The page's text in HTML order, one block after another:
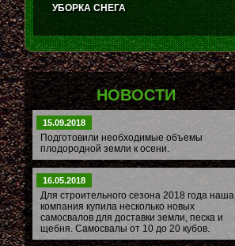
УБОРКА СНЕГА
НОВОСТИ
15.09.2018
Подготовили необходимые объемы
плодородной земли к осени.
16.05.2018
Для строительного сезона 2018 года наша
компания купила несколько новых
самосвалов для доставки земли, песка и
щебня. Самосвалы от 10 до 20 кубов.